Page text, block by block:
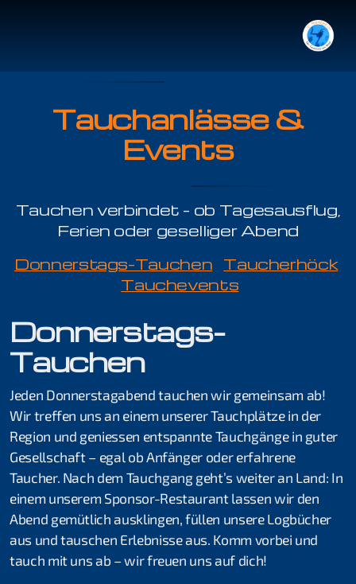
Tauchanlässe &
Events
Tauchen verbindet – ob Tagesausflug,
Ferien oder geselliger Abend
Donnerstags-Tauchen Taucherhöck
Tauchevents
Donnerstags-
Tauchen
Jeden Donnerstagabend tauchen wir gemeinsam ab!
Wir treffen uns an einem unserer Tauchplätze in der
Region und geniessen entspannte Tauchgänge in guter
Gesellschaft – egal ob Anfänger oder erfahrene
Taucher. Nach dem Tauchgang geht’s weiter an Land: In
einem unserem Sponsor-Restaurant lassen wir den
Abend gemütlich ausklingen, füllen unsere Logbücher
aus und tauschen Erlebnisse aus. Komm vorbei und
tauch mit uns ab – wir freuen uns auf dich!
Organisation
Kilian Köpfli
Thomas Türk
Michael Vogel
Daniel Fahrni
Daniel Rüttimann
Bettina Schweizer
Clublokal